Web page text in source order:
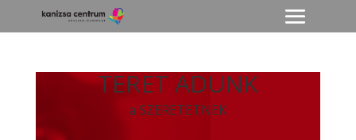
TERET ADUNK
a SZERETETNEK